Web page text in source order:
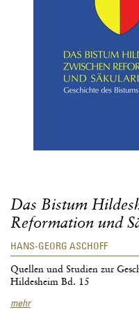
Das Bistum
Reformation und
HANS-GEORG ASCHOFF
Quellen und Studien zur
Hildesheim Bd. 15
mehrDas